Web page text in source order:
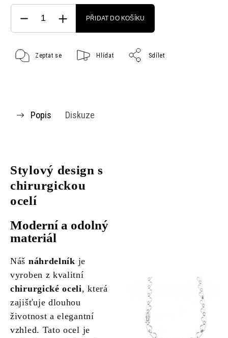
PŘIDAT DO KOŠÍKU
Zeptat se Hlídat Sdílet
Popis Diskuze
Stylový design s
chirurgickou
ocelí
Moderní a odolný
materiál
Náš náhrdelník je
vyroben z kvalitní
chirurgické oceli, která
zajišťuje dlouhou
životnost a elegantní
vzhled. Tato ocel je